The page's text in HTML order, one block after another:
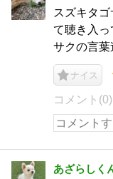
スズキタ
て聴き入
サクの言葉
ナイス
コメント(0)
あざらしく